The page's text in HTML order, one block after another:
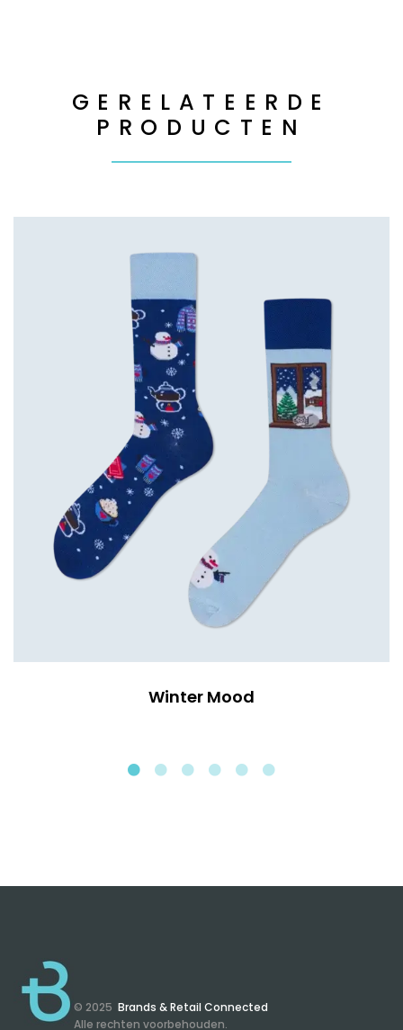
GERELATEERDE
PRODUCTEN
Winter Mood
© 2025 Brands & Retail Connected
Alle rechten voorbehouden.